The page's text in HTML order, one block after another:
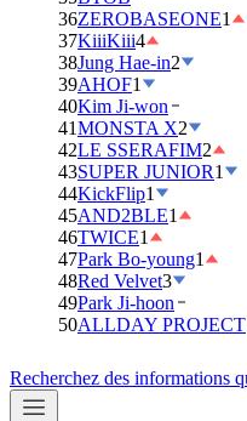
36ZEROBASEONE1
37KiiiKiii4
38Jung Hae-in2
39AHOF1
40Kim Ji-won
41MONSTA X2
42LE SSERAFIM2
43SUPER JUNIOR1
44KickFlip1
45AND2BLE1
46TWICE1
47Park Bo-young1
48Red Velvet3
49Park Ji-hoon
50ALLDAY PROJECT
Recherchez des informations